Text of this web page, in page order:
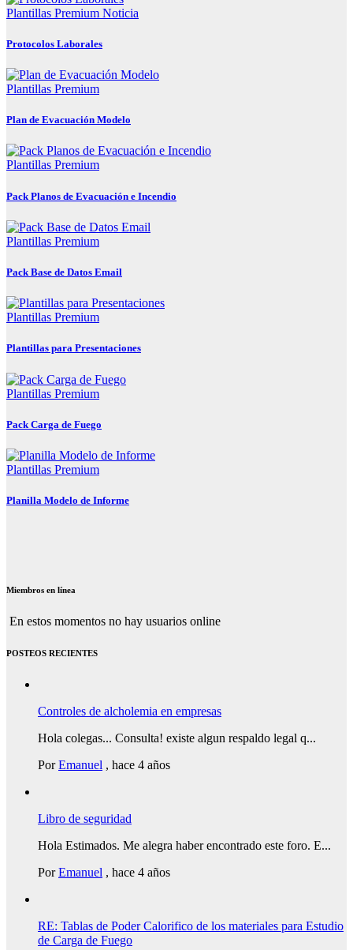
Plantillas Premium Noticia
Protocolos Laborales
Plantillas Premium
Plan de Evacuación Modelo
Plantillas Premium
Pack Planos de Evacuación e Incendio
Plantillas Premium
Pack Base de Datos Email
Plantillas Premium
Plantillas para Presentaciones
Plantillas Premium
Pack Carga de Fuego
Plantillas Premium
Planilla Modelo de Informe
Miembros en línea
En estos momentos no hay usuarios online
POSTEOS RECIENTES
Controles de alcholemia en empresas
Hola colegas... Consulta! existe algun respaldo legal q...
PorEmanuel , hace 4 años
Libro de seguridad
Hola Estimados. Me alegra haber encontrado este foro. E...
PorEmanuel , hace 4 años
RE: Tablas de Poder Calorifico de los materiales para Estudio
de Carga de Fuego